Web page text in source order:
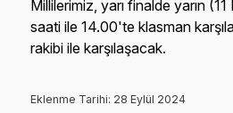
Millilerimiz, yarı finalde yarın
saati ile 14.00'te klasman
rakibi ile karşılaşacak.
Eklenme Tarihi: 28 Eylül 2024